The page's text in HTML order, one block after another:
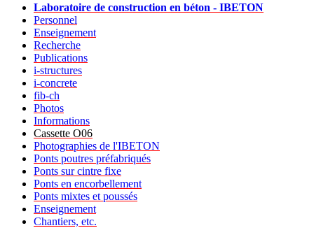
Laboratoire de construction en béton - IBETON
Personnel
Enseignement
Recherche
Publications
i-structures
i-concrete
fib-ch
Photos
Informations
Cassette O06
Photographies de l'IBETON
Ponts poutres préfabriqués
Ponts sur cintre fixe
Ponts en encorbellement
Ponts mixtes et poussés
Enseignement
Chantiers, etc.